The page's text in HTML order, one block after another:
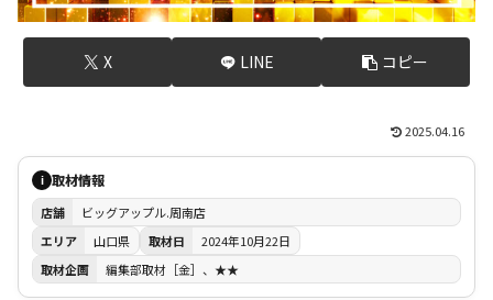
X LINE コピー
2025.04.16
i 取材情報
店舗
ビッグアップル.周南店
エリア
山口県 取材日
2024年10月22日
取材企画
編集部取材［金］、★★